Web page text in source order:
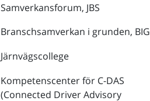
Samverkansforum, JBS
Branschsamverkan i grunden, BIG
Järnvägscollege
Kompetenscenter för C-DAS
(Connected Driver Advisory